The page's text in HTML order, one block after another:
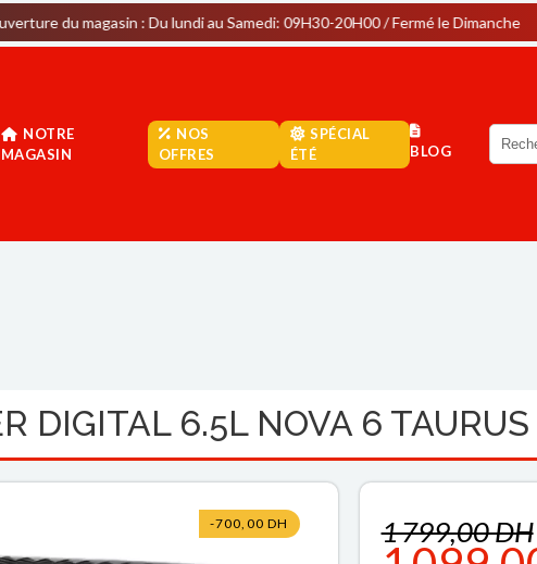
: Du lundi au Samedi: 09H30-20H00 / Fermé le Dimanche
NOTRE
MAGASIN
NOS
OFFRES
SPÉCIAL
ÉTÉ
BLOG
DIGITAL 6.5L NOVA 6 TAURUS
-700,00 DH 1 799,00 DH